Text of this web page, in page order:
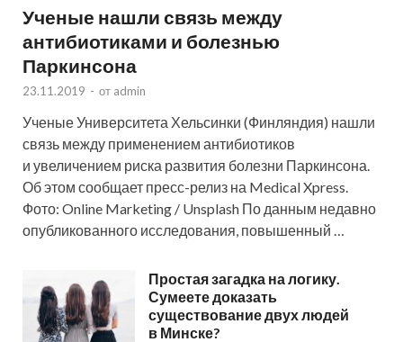
Ученые нашли связь между
антибиотиками и болезнью
Паркинсона
23.11.2019 - от admin
Ученые Университета Хельсинки (Финляндия) нашли
связь между применением антибиотиков
и увеличением риска развития болезни Паркинсона.
Об этом сообщает пресс-релиз на Medical Xpress.
Фото: Online Marketing / Unsplash По данным недавно
опубликованного исследования, повышенный …
Простая загадка на логику.
Сумеете доказать
существование двух людей
в Минске?